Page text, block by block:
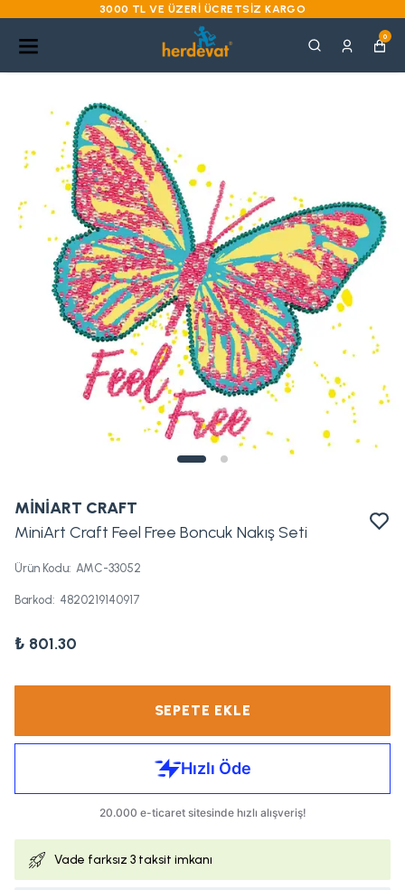
3000 TL VE ÜZERI ÜCRETSIZ KARGO
0
MİNİART CRAFT
MiniArt Craft Feel Free Boncuk Nakış Seti
Ürün Kodu: AMC-33052
Barkod: 4820219140917
₺ 801.30
SEPETE EKLE
Vade farksız 3 taksit imkanı